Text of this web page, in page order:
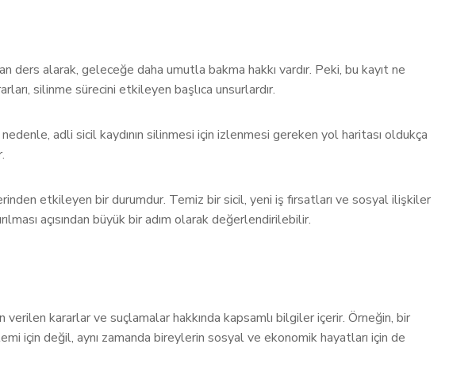
alarak, geleceğe daha umutla bakma hakkı vardır. Peki, bu kayıt ne
silinme sürecini etkileyen başlıca unsurlardır.
adli sicil kaydının silinmesi için izlenmesi gereken yol haritası oldukça
etkileyen bir durumdur. Temiz bir sicil, yeni iş fırsatları ve sosyal ilişkiler
açısından büyük bir adım olarak değerlendirilebilir.
kararlar ve suçlamalar hakkında kapsamlı bilgiler içerir. Örneğin, bir
için değil, aynı zamanda bireylerin sosyal ve ekonomik hayatları için de